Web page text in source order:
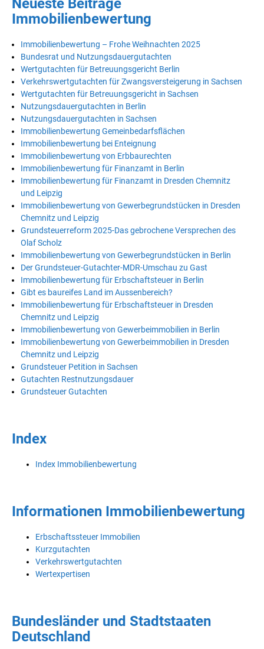
Neueste Beiträge
Immobilienbewertung
Immobilienbewertung – Frohe Weihnachten 2025
Bundesrat und Nutzungsdauergutachten
Wertgutachten für Betreuungsgericht Berlin
Verkehrswertgutachten für Zwangsversteigerung in Sachsen
Wertgutachten für Betreuungsgericht in Sachsen
Nutzungsdauergutachten in Berlin
Nutzungsdauergutachten in Sachsen
Immobilienbewertung Gemeinbedarfsflächen
Immobilienbewertung bei Enteignung
Immobilienbewertung von Erbbaurechten
Immobilienbewertung für Finanzamt in Berlin
Immobilienbewertung für Finanzamt in Dresden Chemnitz
und Leipzig
Immobilienbewertung von Gewerbegrundstücken in Dresden
Chemnitz und Leipzig
Grundsteuerreform 2025-Das gebrochene Versprechen des
Olaf Scholz
Immobilienbewertung von Gewerbegrundstücken in Berlin
Der Grundsteuer-Gutachter-MDR-Umschau zu Gast
Immobilienbewertung für Erbschaftsteuer in Berlin
Gibt es baureifes Land im Aussenbereich?
Immobilienbewertung für Erbschaftsteuer in Dresden
Chemnitz und Leipzig
Immobilienbewertung von Gewerbeimmobilien in Berlin
Immobilienbewertung von Gewerbeimmobilien in Dresden
Chemnitz und Leipzig
Grundsteuer Petition in Sachsen
Gutachten Restnutzungsdauer
Grundsteuer Gutachten
Index
Index Immobilienbewertung
Informationen Immobilienbewertung
Erbschaftssteuer Immobilien
Kurzgutachten
Verkehrswertgutachten
Wertexpertisen
Bundesländer und Stadtstaaten
Deutschland